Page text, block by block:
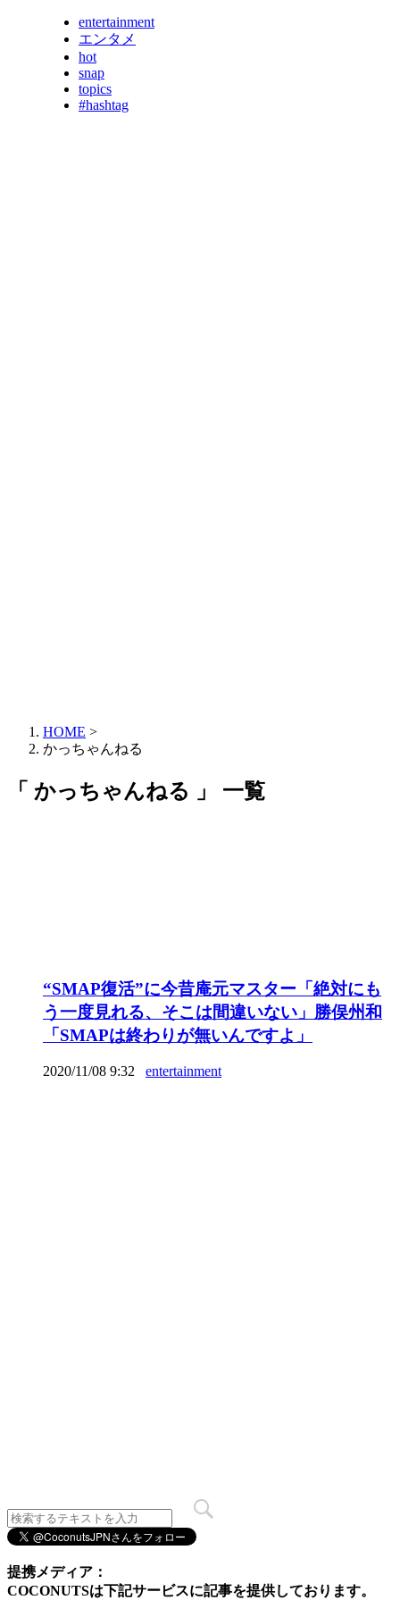
entertainment
エンタメ
hot
snap
topics
#hashtag
HOME >
かっちゃんねる
「 かっちゃんねる 」 一覧
“SMAP復活”に今昔庵元マスター「絶対にも
う一度見れる、そこは間違いない」勝俣州和
「SMAPは終わりが無いんですよ」
2020/11/08 9:32 entertainment
提携メディア：
COCONUTSは下記サービスに記事を提供しております。